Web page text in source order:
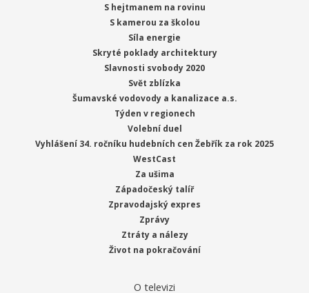
S hejtmanem na rovinu
S kamerou za školou
Síla energie
Skryté poklady architektury
Slavnosti svobody 2020
Svět zblízka
Šumavské vodovody a kanalizace a.s.
Týden v regionech
Volební duel
Vyhlášení 34. ročníku hudebních cen Žebřík za rok 2025
WestCast
Za ušima
Západočeský talíř
Zpravodajský expres
Zprávy
Ztráty a nálezy
Život na pokračování
O televizi